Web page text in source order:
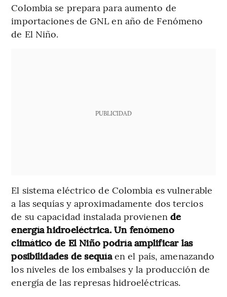
Colombia se prepara para aumento de
importaciones de GNL en año de Fenómeno
de El Niño.
PUBLICIDAD
El sistema eléctrico de Colombia es vulnerable
a las sequías y aproximadamente dos tercios
de su capacidad instalada provienen de
energía hidroeléctrica. Un fenómeno
climático de El Niño podría amplificar las
posibilidades de sequíaen el país, amenazando
los niveles de los embalses y la producción de
energía de las represas hidroeléctricas.